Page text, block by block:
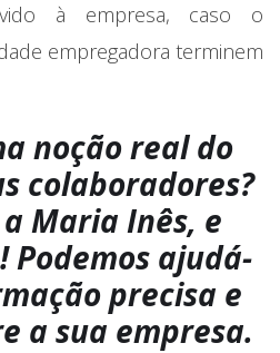
à empresa, caso o
empregadora terminem
noção real do
colaboradores?
Maria Inês, e
! Podemos ajudá-
precisa e
a sua empresa.